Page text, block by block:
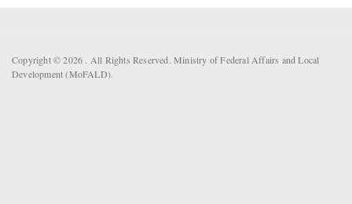
Copyright © 2026 . All Rights Reserved. Ministry of Federal Affairs and Local
Development (MoFALD).